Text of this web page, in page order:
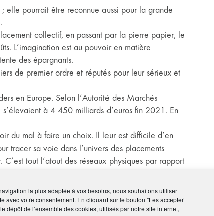
la plus adaptée à vos besoins, nous souhaitons utiliser
avec votre consentement. En cliquant sur le bouton "Les accepter
dépôt de l’ensemble des cookies, utilisés par notre site internet,
elle pourrait être reconnue aussi pour la grande
collectif, en passant par la pierre papier, le
L’imagination est au pouvoir en matière
des épargnants.
de premier ordre et réputés pour leur sérieux et
en Europe. Selon l’Autorité des Marchés
s’élevaient à 4 450 milliards d’euros fin 2021. En
du mal à faire un choix. Il leur est difficile d’en
tracer sa voie dans l’univers des placements
tout l’atout des réseaux physiques par rapport
?